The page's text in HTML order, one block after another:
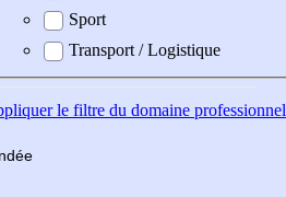
Sport
Transport / Logistique
le filtre du domaine professionnel